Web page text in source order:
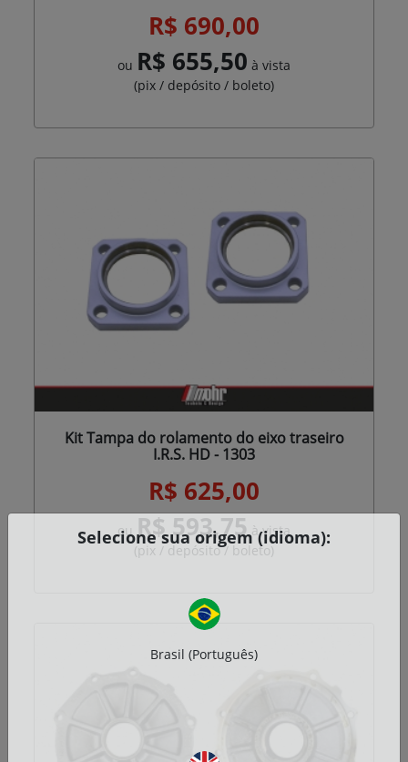
R$ 690,00
ou R$ 655,50 à vista
(pix / depósito / boleto)
Kit Tampa do rolamento do eixo traseiro
I.R.S. HD - 1303
R$ 625,00
ou R$ 593,75 à vista
(pix / depósito / boleto)
Selecione sua origem (idioma):
Brasil (Português)